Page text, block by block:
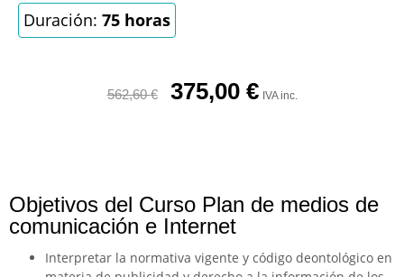
Duración: 75 horas
562,60€ 375,00 € IVA inc.
Objetivos del Curso Plan de medios de
comunicación e Internet
Interpretar la normativa vigente y código deontológico en